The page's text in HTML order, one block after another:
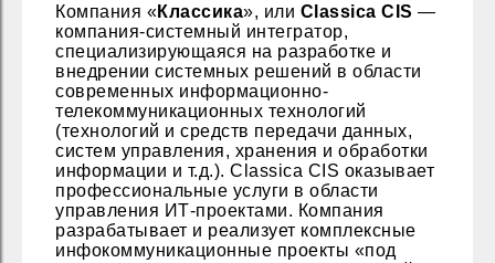
Компания «Классика», или Classica CIS —
компания-системный интегратор,
специализирующаяся на разработке и
внедрении системных решений в области
современных информационно-
телекоммуникационных технологий
(технологий и средств передачи данных,
систем управления, хранения и обработки
информации и т.д.). Classica CIS оказывает
профессиональные услуги в области
управления ИТ-проектами. Компания
разрабатывает и реализует комплексные
инфокоммуникационные проекты «под